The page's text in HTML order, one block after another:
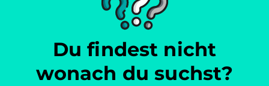
Du findest nicht
wonach du suchst?